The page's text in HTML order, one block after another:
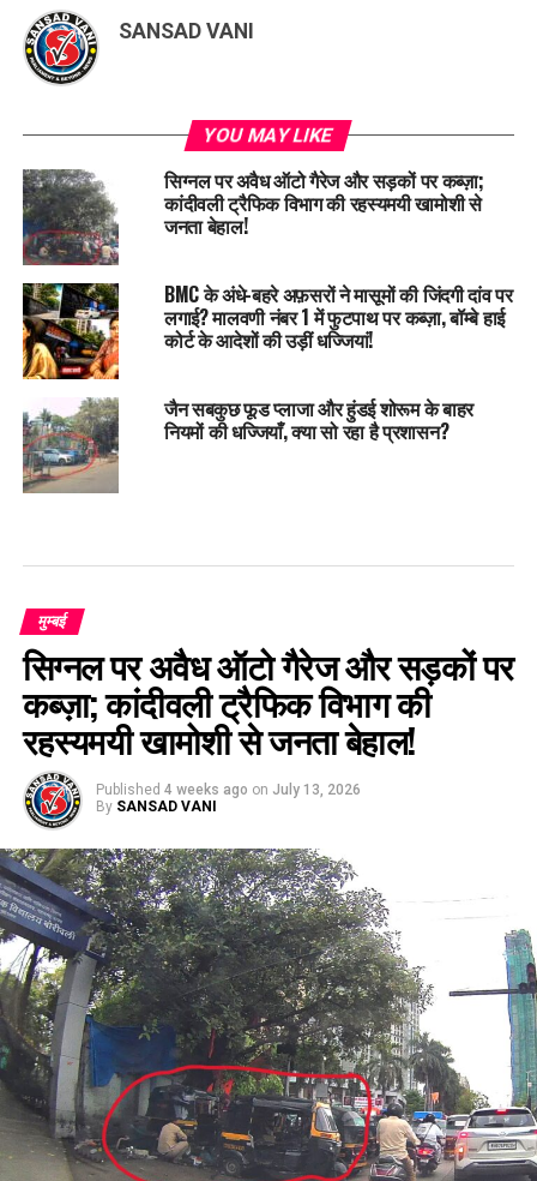
SANSAD VANI
YOU MAY LIKE
सिग्नल पर अवैध ऑटो गैरेज और सड़कों पर कब्ज़ा;
कांदीवली ट्रैफिक विभाग की रहस्यमयी खामोशी से
जनता बेहाल!
BMC के अंधे-बहरे अफ़सरों ने मासूमों की जिंदगी दांव पर
लगाई? मालवणी नंबर 1 में फुटपाथ पर कब्ज़ा, बॉम्बे हाई
कोर्ट के आदेशों की उड़ीं धज्जियां!
जैन सबकुछ फूड प्लाजा और हुंडई शोरूम के बाहर
नियमों की धज्जियाँ, क्या सो रहा है प्रशासन?
मुम्बई
सिग्नल पर अवैध ऑटो गैरेज और सड़कों पर
कब्ज़ा; कांदीवली ट्रैफिक विभाग की
रहस्यमयी खामोशी से जनता बेहाल!
Published 4 weeks ago on July 13, 2026
By SANSAD VANI